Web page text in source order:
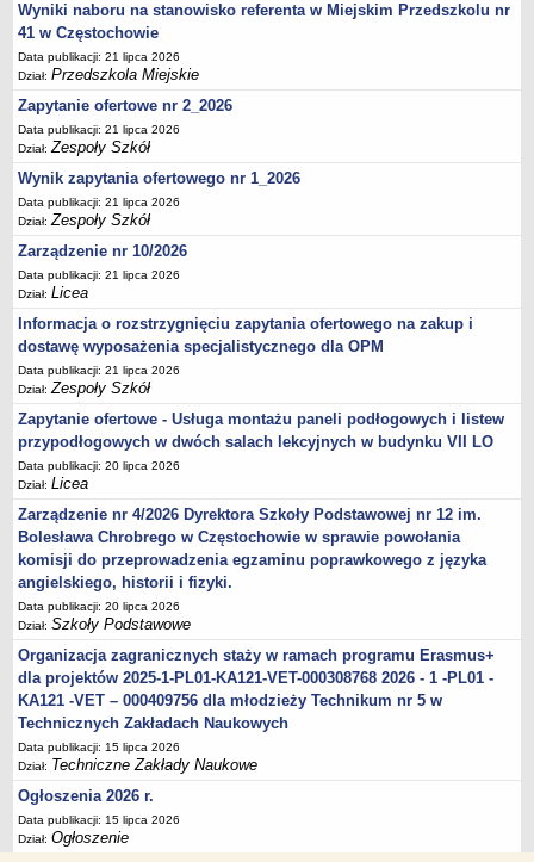
Wyniki naboru na stanowisko referenta w Miejskim Przedszkolu nr
41 w Częstochowie
Data publikacji: 21 lipca 2026
Dział:Przedszkola Miejskie
Zapytanie ofertowe nr 2_2026
Data publikacji: 21 lipca 2026
Dział:Zespoły Szkół
Wynik zapytania ofertowego nr 1_2026
Data publikacji: 21 lipca 2026
Dział:Zespoły Szkół
Zarządzenie nr 10/2026
Data publikacji: 21 lipca 2026
Dział:Licea
Informacja o rozstrzygnięciu zapytania ofertowego na zakup i
dostawę wyposażenia specjalistycznego dla OPM
Data publikacji: 21 lipca 2026
Dział:Zespoły Szkół
Zapytanie ofertowe - Usługa montażu paneli podłogowych i listew
przypodłogowych w dwóch salach lekcyjnych w budynku VII LO
Data publikacji: 20 lipca 2026
Dział:Licea
Zarządzenie nr 4/2026 Dyrektora Szkoły Podstawowej nr 12 im.
Bolesława Chrobrego w Częstochowie w sprawie powołania
komisji do przeprowadzenia egzaminu poprawkowego z języka
angielskiego, historii i fizyki.
Data publikacji: 20 lipca 2026
Dział:Szkoły Podstawowe
Organizacja zagranicznych staży w ramach programu Erasmus+
dla projektów 2025-1-PL01-KA121-VET-000308768 2026 - 1 -PL01 -
KA121 -VET – 000409756 dla młodzieży Technikum nr 5 w
Technicznych Zakładach Naukowych
Data publikacji: 15 lipca 2026
Dział: Techniczne Zakłady Naukowe
Ogłoszenia 2026 r.
Data publikacji: 15 lipca 2026
Dział:Ogłoszenie